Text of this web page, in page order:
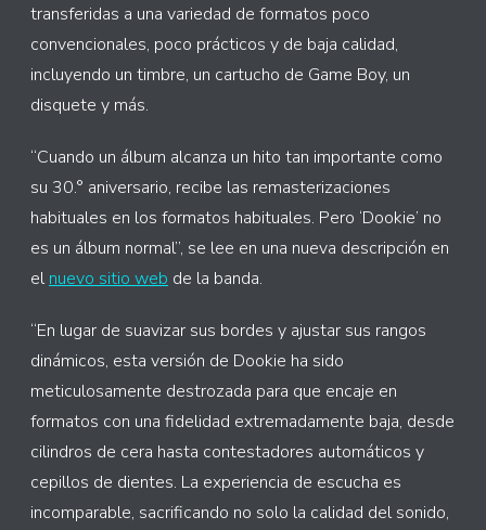
transferidas a una variedad de formatos poco
convencionales, poco prácticos y de baja calidad,
incluyendo un timbre, un cartucho de Game Boy, un
disquete y más.
“Cuando un álbum alcanza un hito tan importante como
su 30.° aniversario, recibe las remasterizaciones
habituales en los formatos habituales. Pero ‘Dookie’ no
es un álbum normal”, se lee en una nueva descripción en
elnuevo sitio web de la banda.
“En lugar de suavizar sus bordes y ajustar sus rangos
dinámicos, esta versión de Dookie ha sido
meticulosamente destrozada para que encaje en
formatos con una fidelidad extremadamente baja, desde
cilindros de cera hasta contestadores automáticos y
cepillos de dientes. La experiencia de escucha es
incomparable, sacrificando no solo la calidad del sonido,